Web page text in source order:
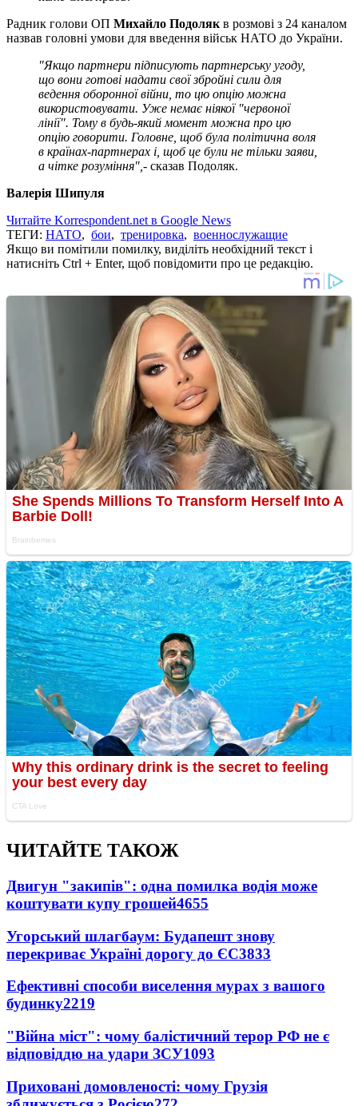
Радник голови ОП Михайло Подоляк в розмові з 24 каналом
назвав головні умови для введення військ НАТО до України.
"Якщо партнери підписують партнерську угоду,
що вони готові надати свої збройні сили для
ведення оборонної війни, то цю опцію можна
використовувати. Уже немає ніякої "червоної
лінії". Тому в будь-який момент можна про цю
опцію говорити. Головне, щоб була політична воля
в країнах-партнерах і, щоб це були не тільки заяви,
а чітке розуміння", - сказав Подоляк.
Валерія Шипуля
Читайте Korrespondent.net в Google News
ТЕГИ: НАТО, бои, тренировка, военнослужащие
Якщо ви помітили помилку, виділіть необхідний текст і
натисніть Ctrl + Enter, щоб повідомити про це редакцію.
ЧИТАЙТЕ ТАКОЖ
Двигун "закипів": одна помилка водія може
коштувати купу грошей4655
Угорський шлагбаум: Будапешт знову
перекриває Україні дорогу до ЄС3833
Ефективні способи виселення мурах з вашого
будинку2219
"Війна міст": чому балістичний терор РФ не є
відповіддю на удари ЗСУ1093
Приховані домовленості: чому Грузія